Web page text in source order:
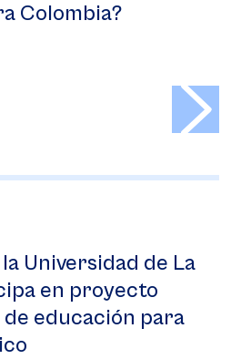
Colombia?
Universidad de La
en proyecto
educación para